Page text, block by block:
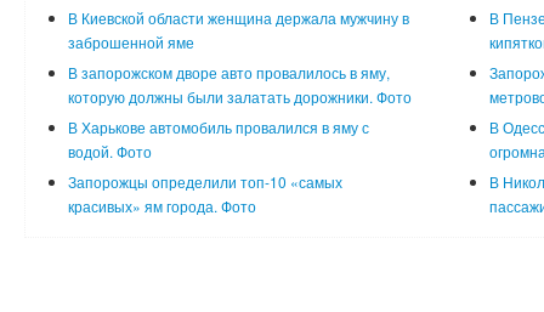
В Киевской области женщина держала мужчину в
заброшенной яме
В
В запорожском дворе авто провалилось в яму,
которую должны были залатать дорожники. Фото
В Харькове автомобиль провалился в яму с
водой. Фото
В
Запорожцы определили топ-10 «самых
красивых» ям города. Фото
В